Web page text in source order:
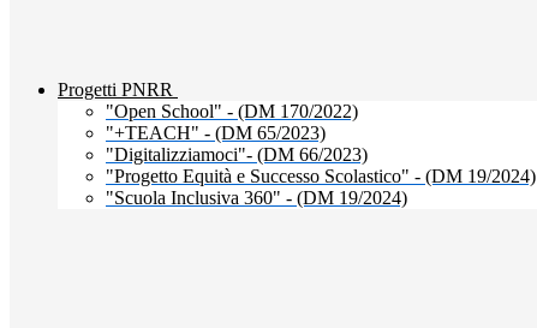
Progetti PNRR
"Open School" - (DM 170/2022)
"+TEACH" - (DM 65/2023)
"Digitalizziamoci"- (DM 66/2023)
"Progetto Equità e Successo Scolastico" - (DM 19/2024)
"Scuola Inclusiva 360" - (DM 19/2024)